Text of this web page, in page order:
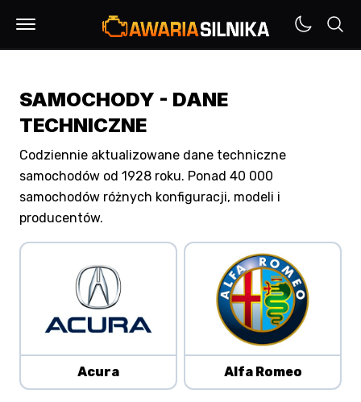
SAMOCHODY - DANE
TECHNICZNE
Codziennie aktualizowane dane techniczne
samochodów od 1928 roku. Ponad 40 000
samochodów różnych konfiguracji, modeli i
producentów.
Acura Alfa Romeo